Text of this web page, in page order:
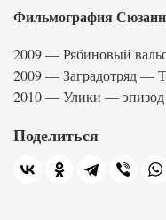
Фильмография
2009 — Рябиновый
2009 — Заградотряд —
2010 — Улики — эпизод
Поделиться